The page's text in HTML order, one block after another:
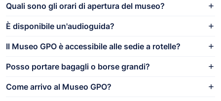
Quali sono gli orari di apertura del museo?
È disponibile un'audioguida?
Il Museo GPO è accessibile alle sedie a rotelle?
Posso portare bagagli o borse grandi?
Come arrivo al Museo GPO?